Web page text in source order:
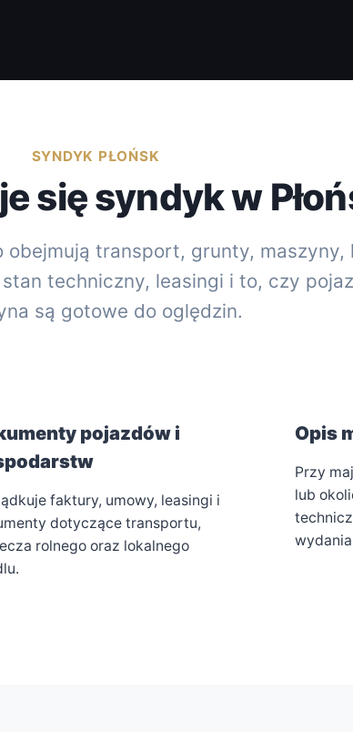
SYNDYK PŁOŃSK
się syndyk w
obejmują transport, grunty, maszyny,
techniczny, leasingi i to, czy
są gotowe do oględzin.
pojazdów i
faktury, umowy, leasingi i
dotyczące transportu,
rolnego oraz lokalnego
Opis
Przy
lub